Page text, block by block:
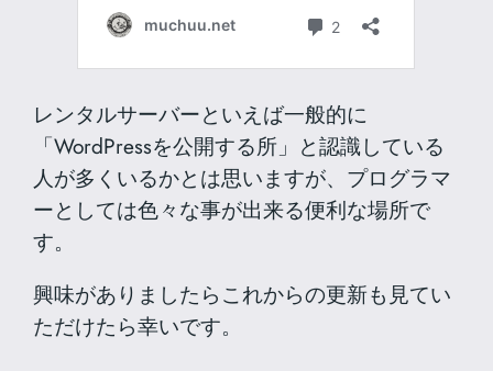
レンタルサーバーといえば一般的に
「WordPressを公開する所」と認識している
人が多くいるかとは思いますが、プログラマ
ーとしては色々な事が出来る便利な場所で
す。
興味がありましたらこれからの更新も見てい
ただけたら幸いです。